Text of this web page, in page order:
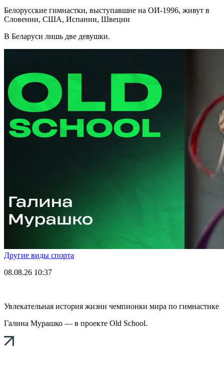
Белорусские гимнастки, выступавшие на ОИ-1996, живут в
Словении, США, Испании, Швеции
В Беларуси лишь две девушки.
Другие виды спорта
08.08.26 10:37
Увлекательная история жизни чемпионки мира по гимнастике
Галина Мурашко — в проекте Old School.